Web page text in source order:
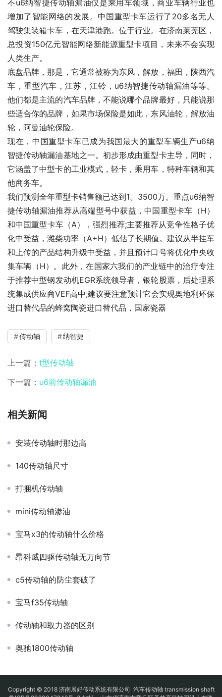
不u6纳智捷传动轴漏油仅是乘用车领域，商业车辆行业也
增加了智能网络的发展。中国重型卡车运行了20多名无人
驾驶集装箱卡车，在天津港跑。位于行业。在济南莱芜区，
总投资150亿元智能网络新能源重型卡项目，未来不会实现
人类生产。
底盘品牌，那是，它通常被称为东风，解放，福田，陕西汽
车，重型汽车，江苏，江铃，u6纳智捷传动轴漏油等等。
他们都是主流的汽车品牌，不能说哪个品牌最好，只能说那
些适合你的品牌，如果市场保险是如此，东风油轮，解放油
轮，阿曼油轮保险。
现在，中国重型卡车已成为我国最大的重型车辆生产u6纳
智捷传动轴漏油基地之一。初步形成由重型卡主导，同时，
它涵盖了中型卡的工业模式，轻卡，乘用车，特种车辆和其
他商务车。
我们预测全年重型卡销售额已达到1。3500万。重点u6纳智
捷传动轴漏油推荐从高端型号中获益，中国重型卡车（H）
和中国重型卡车（A），强烈推荐;主要推荐从竞争性格子优
化中受益，潍柴功率（A+H）低估了长期值。建议从半挂车
和上传的产品结构升级中受益，并且预计口号将优化中央收
集车辆（H）。此外，在国家六我们的产业链中的治疗专注
于推荐中型钢发动机EGR系统领导者，银轮股票，后处理系
统集成供应商VEF高中;建议要注意预计它会实现奥地利环保
进口替代品的蜂窝陶瓷进口替代品，国家瓷器
传动轴 纳智捷
上一篇： t型传动轴
下一篇： u6前传动轴漏油
相关新闻
安装传动轴时那边高
140传动轴尺寸
打捆机传动轴
mini传动轴渗油
宝马x3的传动轴什么价格
昂科威四驱传动轴无万向节
c5传动轴的防尘套破了
宝马f35传动轴
传动轴和取力器的区别
奥驰1800传动轴
Copyright © 2018 济南展好传动系统有限公司 汽车传动轴 transmission shaft